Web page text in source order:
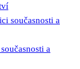
a